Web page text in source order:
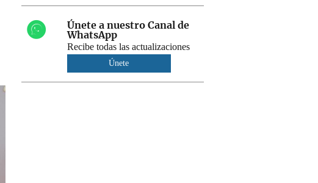
Únete a nuestro Canal de
WhatsApp
Recibe todas las actualizaciones
Únete